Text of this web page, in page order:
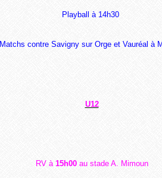
Playball à 14h30
Matchs contre Savigny sur Orge et Vauréal à
U12
RV à 15h00au stade A. Mimoun